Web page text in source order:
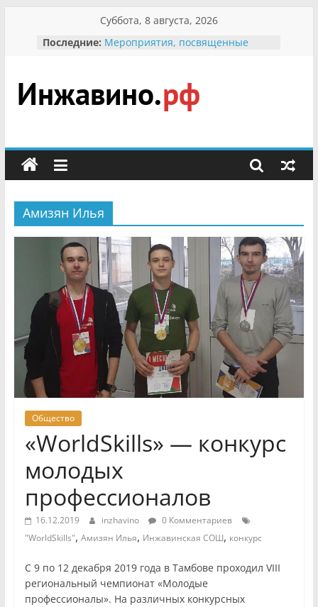
содержимому
Суббота, 8 августа, 2026
Последние: Мероприятия, посвященные
гражданин Инжавинского округа»
участнице Великой
Отечественной, фронтовичке
Безопасность в сети Интернет
мероприятии «Сохраним
первоцветы!»
заповедника родились крапчатые
суслики
Инжавино.рф
сельский
портал
Амизян Илья
Общество
«WorldSkills» — конкурс
молодых
профессионалов
16.12.2019 inzhavino
0 Комментариев
"WorldSkills", Амизян Илья, Инжавинская СОШ, конкурс
С 9 по 12 декабря 2019 года в Тамбове проходил VIII
региональный чемпионат «Молодые
профессионалы». На различных конкурсных